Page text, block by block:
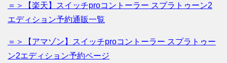
＝＞【楽天】スイッチproコントーラー スプラトゥーン2
エディション予約通販一覧
＝＞【アマゾン】スイッチproコントーラー スプラトゥー
ン2エディション予約ページ